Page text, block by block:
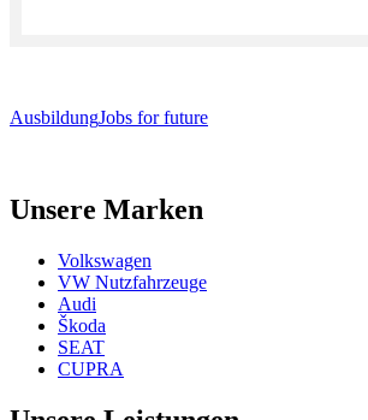
AusbildungJobs for future
Unsere Marken
Volkswagen
VW Nutzfahrzeuge
Audi
Škoda
SEAT
CUPRA